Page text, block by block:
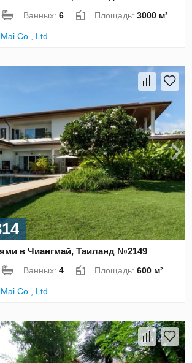
Ванных:6 Площадь:3000 м²
Co., Ltd.
в Чиангмай, Таиланд №2149
Ванных:4 Площадь:600 м²
Co., Ltd.